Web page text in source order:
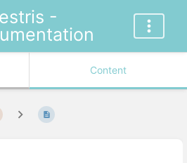
-
Content